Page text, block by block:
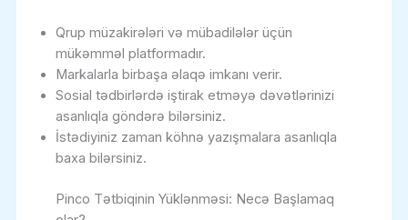
Qrup müzakirələri və mübadilələr üçün
mükəmməl platformadır.
Markalarla birbaşa əlaqə imkanı verir.
Sosial tədbirlərdə iştirak etməyə dəvətlərinizi
asanlıqla göndərə bilərsiniz.
İstədiyiniz zaman köhnə yazışmalara asanlıqla
baxa bilərsiniz.
Pinco Tətbiqinin Yüklənməsi: Necə Başlamaq